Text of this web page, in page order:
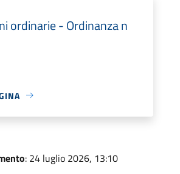
ordinarie - Ordinanza n
: 24 luglio 2026, 13:10